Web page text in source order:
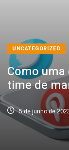
UNCATEGORIZED
Como
time de
5 de junho de